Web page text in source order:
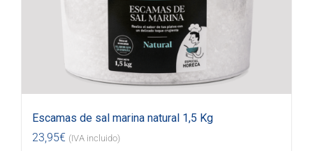
Escamas de sal marina natural 1,5 Kg
23,95€ (IVA incluido)